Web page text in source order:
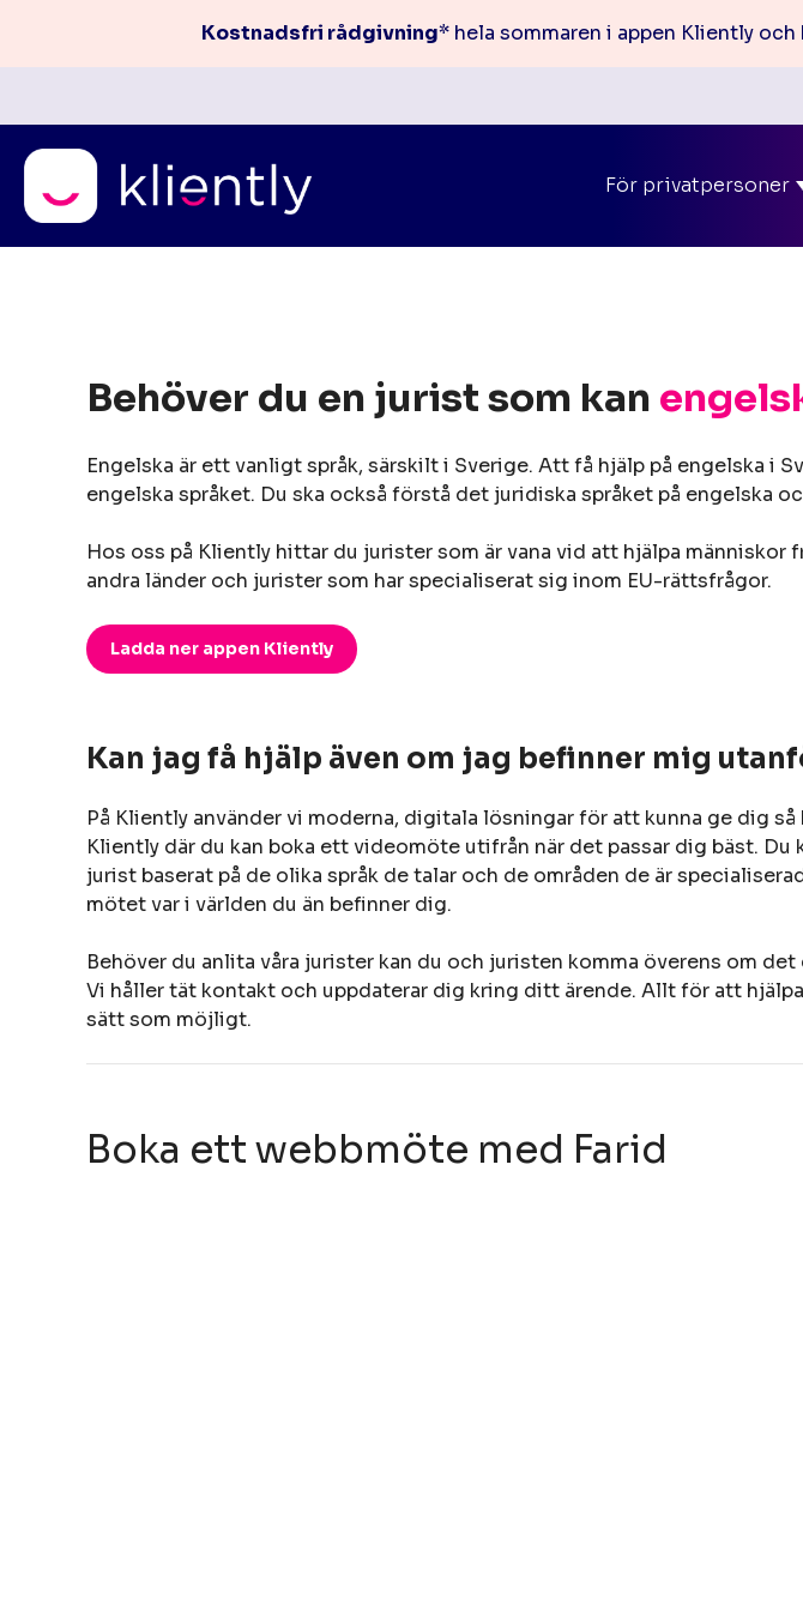
Kostnadsfri rådgivning* hela sommaren i appen Kliently
För privatpersoner
Behöver du en jurist som kan
Engelska är ett vanligt språk, särskilt i Sverige. Att få hjälp på engelska i
engelska språket. Du ska också förstå det juridiska språket på engelska
Hos oss på Kliently hittar du jurister som är vana vid att hjälpa människor
andra länder och jurister som har specialiserat sig inom EU-rättsfrågor.
Ladda ner appen Kliently
Kan jag få hjälp även om jag befinner mig
På Kliently använder vi moderna, digitala lösningar för att kunna ge dig
Kliently där du kan boka ett videomöte utifrån när det passar dig bäst.
jurist baserat på de olika språk de talar och de områden de är
mötet var i världen du än befinner dig.
Behöver du anlita våra jurister kan du och juristen komma överens om
Vi håller tät kontakt och uppdaterar dig kring ditt ärende. Allt för att
sätt som möjligt.
Boka ett webbmöte med Farid